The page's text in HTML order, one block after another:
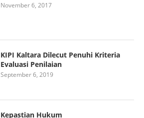
November 6, 2017
KIPI Kaltara Dilecut Penuhi Kriteria
Evaluasi Penilaian
September 6, 2019
Kepastian Hukum